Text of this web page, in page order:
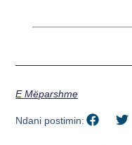
E Mëparshme
Ndani postimin: